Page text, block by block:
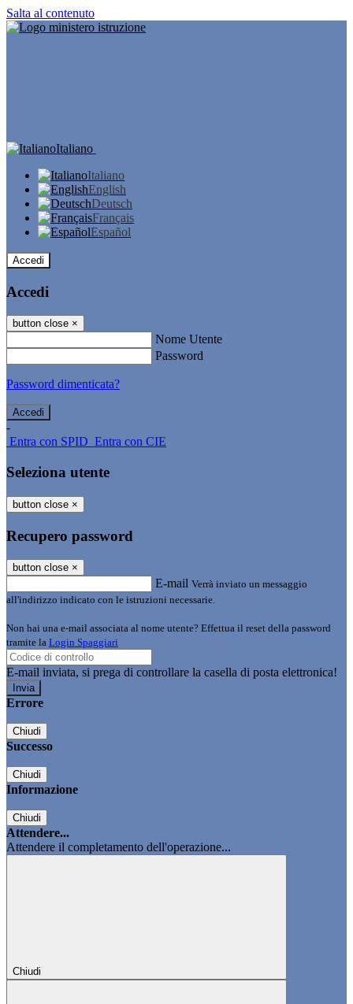
Salta al contenuto
Italiano
Italiano
English
Deutsch
Français
Español
Accedi
Accedi
button close ×
Nome Utente
Password
Password dimenticata?
-
Entra con SPID Entra con CIE
Seleziona utente
button close ×
Recupero password
button close ×
E-mail Verrà inviato un messaggio
all'indirizzo indicato con le istruzioni necessarie.
Non hai una e-mail associata al nome utente? Effettua il reset della password
tramite la Login Spaggiari
E-mail inviata, si prega di controllare la casella di posta elettronica!
Errore
Chiudi
Successo
Chiudi
Informazione
Chiudi
Attendere...
Attendere il completamento dell'operazione...
Chiudi